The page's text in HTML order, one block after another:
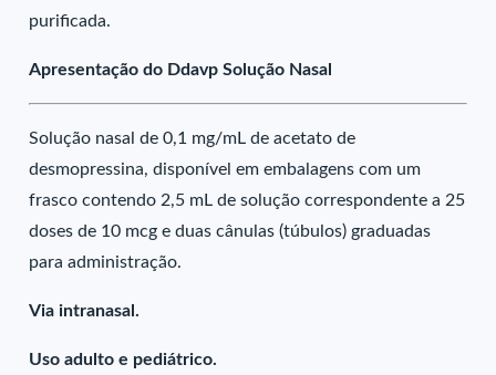
purificada.
Apresentação do Ddavp Solução Nasal
Solução nasal de 0,1 mg/mL de acetato de
desmopressina, disponível em embalagens com um
frasco contendo 2,5 mL de solução correspondente a 25
doses de 10 mcg e duas cânulas (túbulos) graduadas
para administração.
Via intranasal.
Uso adulto e pediátrico.